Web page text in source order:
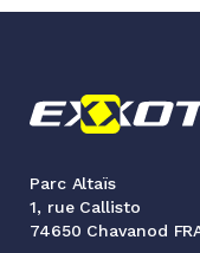
Parc Altaïs
1, rue Callisto
74650 Chavanod